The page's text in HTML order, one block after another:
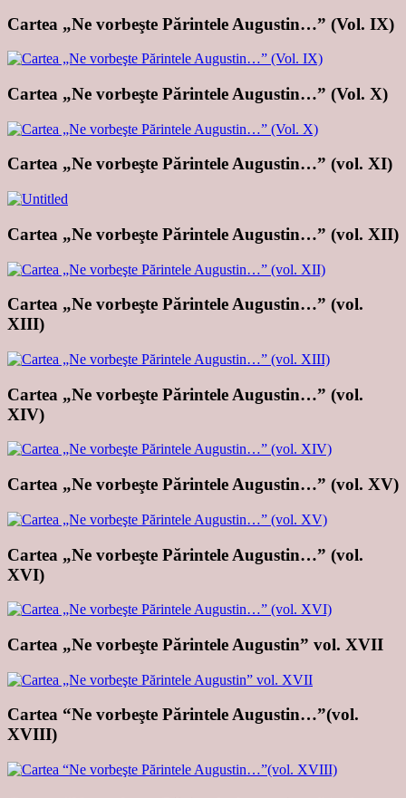
Cartea „Ne vorbeşte Părintele Augustin…” (Vol. IX)
Cartea „Ne vorbeşte Părintele Augustin…” (Vol. X)
Cartea „Ne vorbeşte Părintele Augustin…” (vol. XI)
Cartea „Ne vorbeşte Părintele Augustin…” (vol. XII)
Cartea „Ne vorbeşte Părintele Augustin…” (vol.
XIII)
Cartea „Ne vorbeşte Părintele Augustin…” (vol.
XIV)
Cartea „Ne vorbeşte Părintele Augustin…” (vol. XV)
Cartea „Ne vorbeşte Părintele Augustin…” (vol.
XVI)
Cartea „Ne vorbeşte Părintele Augustin” vol. XVII
Cartea “Ne vorbeşte Părintele Augustin…”(vol.
XVIII)